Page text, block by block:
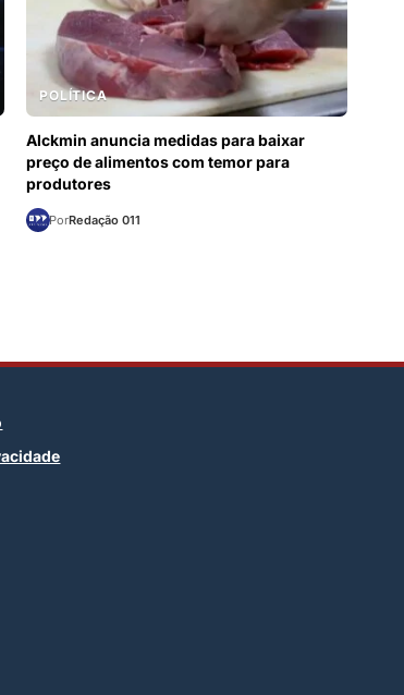
POLÍTICA
Alckmin anuncia medidas para baixar
preço de alimentos com temor para
produtores
PorRedação 011